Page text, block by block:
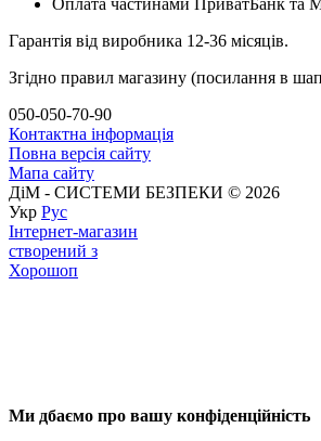
Гарантія від виробника 12-36 місяців.
Згідно правил магазину (посилання в
050-050-70-90
Контактна інформація
Повна версія сайту
Мапа сайту
ДіМ - СИСТЕМИ БЕЗПЕКИ © 2026
Укр Рус
Інтернет-магазин
створений з
Хорошоп
Ми дбаємо про вашу конфіденційність